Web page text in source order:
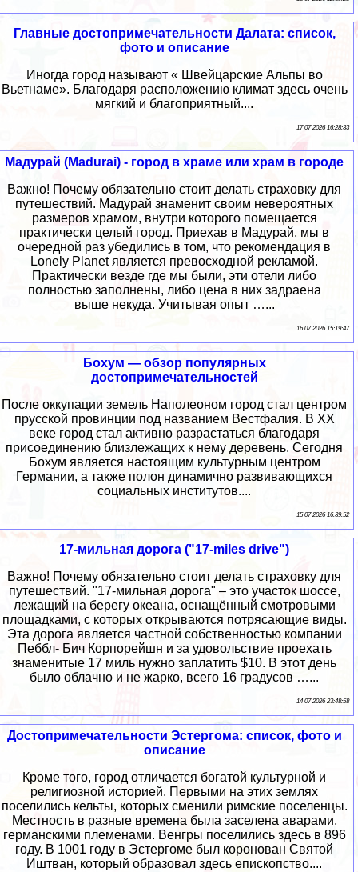
Главные достопримечательности Далата: список,
фото и описание
Иногда город называют « Швейцарские Альпы во
Вьетнаме». Благодаря расположению климат здесь очень
мягкий и благоприятный....
17 07 2026 16:28:33
Мадурай (Madurai) - город в храме или храм в городе
Важно! Почему обязательно стоит делать страховку для
путешествий. Мадурай знаменит своим невероятных
размеров храмом, внутри которого помещается
практически целый город. Приехав в Мадурай, мы в
очередной раз убедились в том, что рекомендация в
Lonely Planet является превосходной рекламой.
Практически везде где мы были, эти отели либо
полностью заполнены, либо цена в них задраена
выше некуда. Учитывая опыт …...
16 07 2026 15:19:47
Бохум — обзор популярных
достопримечательностей
После оккупации земель Наполеоном город стал центром
прусской провинции под названием Вестфалия. В XX
веке город стал активно разрастаться благодаря
присоединению близлежащих к нему деревень. Сегодня
Бохум является настоящим культурным центром
Германии, а также полон динамично развивающихся
социальных институтов....
15 07 2026 16:39:52
17-мильная дорога ("17-miles drive")
Важно! Почему обязательно стоит делать страховку для
путешествий. "17-мильная дорога" – это участок шоссе,
лежащий на берегу океана, оснащённый смотровыми
площадками, с которых открываются потрясающие виды.
Эта дорога является частной собственностью компании
Пеббл- Бич Корпорейшн и за удовольствие проехать
знаменитые 17 миль нужно заплатить $10. В этот день
было облачно и не жарко, всего 16 градусов …...
14 07 2026 23:48:58
Достопримечательности Эстергома: список, фото и
описание
Кроме того, город отличается богатой культурной и
религиозной историей. Первыми на этих землях
поселились кельты, которых сменили римские поселенцы.
Местность в разные времена была заселена аварами,
германскими племенами. Венгры поселились здесь в 896
году. В 1001 году в Эстергоме был коронован Святой
Иштван, который образовал здесь епископство....